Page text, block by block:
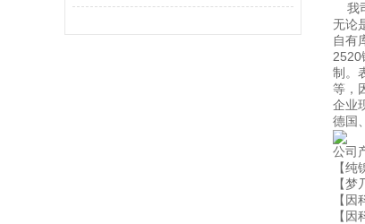
我
无论
自有
制。
等，
企业
德国
公司
【
【
【
【